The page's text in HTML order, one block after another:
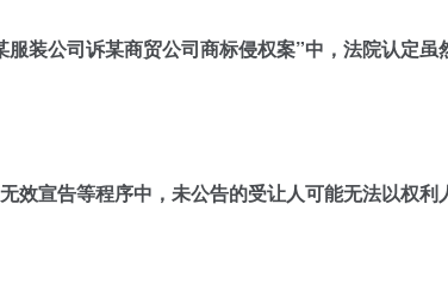
装公司诉某商贸公司商标侵权案”中，法院认定
宣告等程序中，未公告的受让人可能无法以权利